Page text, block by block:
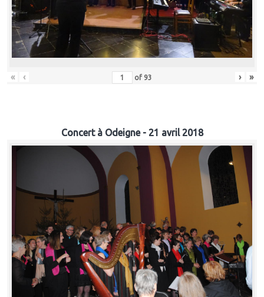
« ‹ of 93 › »
Concert à Odeigne - 21 avril 2018